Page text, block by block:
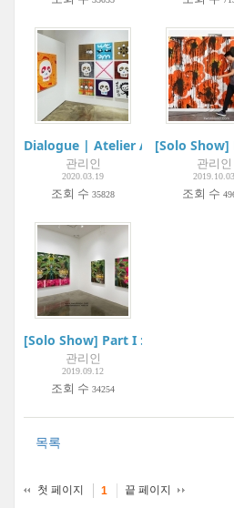
Dialogue | Atelier Aki
관리인
2020.03.19
조회 수 35828
[Solo Show]
관리인
2019.10.03
조회 수
[Solo Show] Part I : 파초(芭蕉)
관리인
2019.09.12
조회 수 34254
목록
첫 페이지 1 끝 페이지